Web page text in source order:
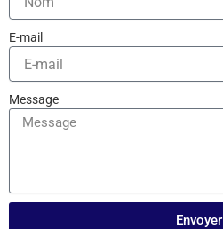
E-mail
Message
Envoyer